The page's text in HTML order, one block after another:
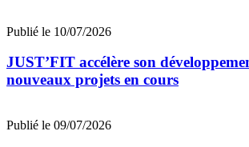
Publié le 10/07/2026
JUST’FIT accélère son
nouveaux projets en cours
Publié le 09/07/2026